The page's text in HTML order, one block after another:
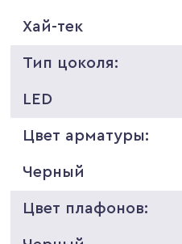
Хай-тек
Тип цоколя:
LED
Цвет арматуры:
Черный
Цвет плафонов: